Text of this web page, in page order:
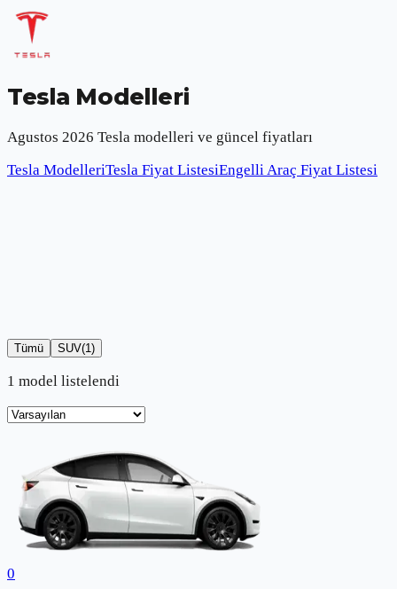
Tesla Modelleri
Agustos 2026 Tesla modelleri ve güncel fiyatları
Tesla ModelleriTesla Fiyat ListesiEngelli Araç Fiyat Listesi
Tümü SUV(1)
1 model listelendi
0